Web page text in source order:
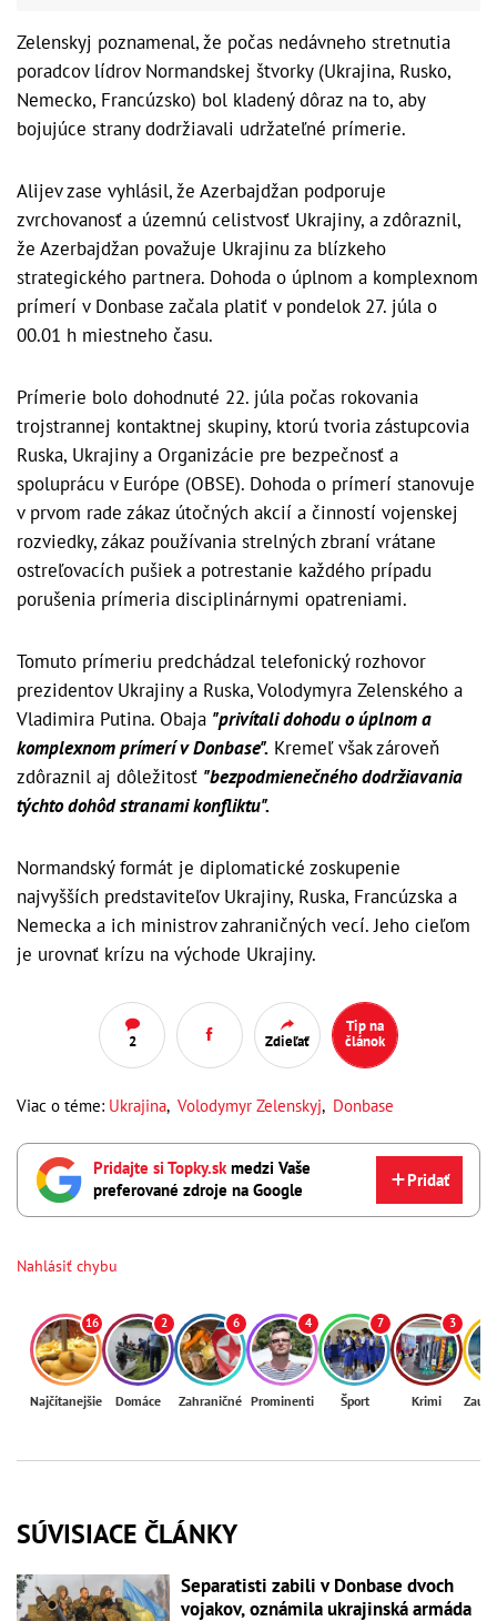
Zelenskyj poznamenal, že počas nedávneho stretnutia
poradcov lídrov Normandskej štvorky (Ukrajina, Rusko,
Nemecko, Francúzsko) bol kladený dôraz na to, aby
bojujúce strany dodržiavali udržateľné prímerie.
Alijev zase vyhlásil, že Azerbajdžan podporuje
zvrchovanosť a územnú celistvosť Ukrajiny, a zdôraznil,
že Azerbajdžan považuje Ukrajinu za blízkeho
strategického partnera. Dohoda o úplnom a komplexnom
prímerí v Donbase začala platiť v pondelok 27. júla o
00.01 h miestneho času.
Prímerie bolo dohodnuté 22. júla počas rokovania
trojstrannej kontaktnej skupiny, ktorú tvoria zástupcovia
Ruska, Ukrajiny a Organizácie pre bezpečnosť a
spoluprácu v Európe (OBSE). Dohoda o prímerí stanovuje
v prvom rade zákaz útočných akcií a činností vojenskej
rozviedky, zákaz používania strelných zbraní vrátane
ostreľovacích pušiek a potrestanie každého prípadu
porušenia prímeria disciplinárnymi opatreniami.
Tomuto prímeriu predchádzal telefonický rozhovor
prezidentov Ukrajiny a Ruska, Volodymyra Zelenského a
Vladimira Putina. Obaja "privítali dohodu o úplnom a
komplexnom prímerí v Donbase". Kremeľ však zároveň
zdôraznil aj dôležitosť "bezpodmienečného dodržiavania
týchto dohôd stranami konfliktu".
Normandský formát je diplomatické zoskupenie
najvyšších predstaviteľov Ukrajiny, Ruska, Francúzska a
Nemecka a ich ministrov zahraničných vecí. Jeho cieľom
je urovnať krízu na východe Ukrajiny.
2 Zdieľať
Tip na
článok
Viac o téme: Ukrajina, Volodymyr Zelenskyj, Donbase
Pridajte si Topky.skmedzi Vaše
preferované zdroje na Google
Pridať
Nahlásiť chybu
16
Najčítanejšie
2
Domáce
6
Zahraničné
4
Prominenti
7
Šport
3
Krimi
SÚVISIACE ČLÁNKY
Separatisti zabili v Donbase dvoch
vojakov, oznámila ukrajinská armáda